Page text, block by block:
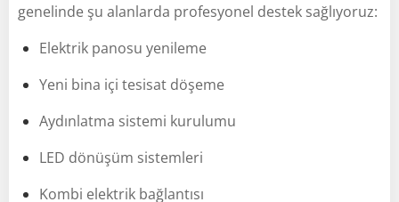
genelinde şu alanlarda profesyonel destek sağlıyoruz:
Elektrik panosu yenileme
Yeni bina içi tesisat döşeme
Aydınlatma sistemi kurulumu
LED dönüşüm sistemleri
Kombi elektrik bağlantısı